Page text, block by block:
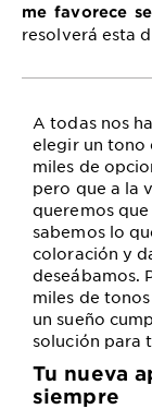
me favorece
resolverá esta
A todas nos
elegir un tono
miles de
pero que a la
queremos
sabemos lo
coloración y
deseábamos.
miles de
un sueño
solución para
Tu nueva
siempre